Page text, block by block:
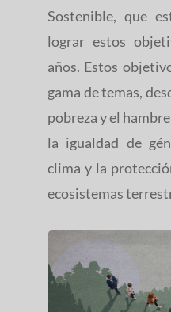
Sostenible, que
lograr estos
años. Estos
gama de temas,
pobreza y el
la igualdad de
clima y la
ecosistemas